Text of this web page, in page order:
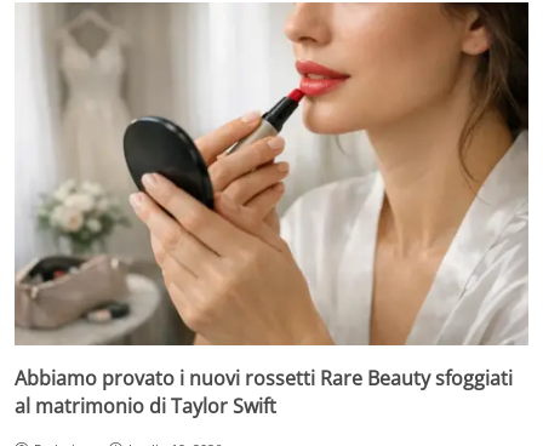
Abbiamo provato i nuovi rossetti Rare Beauty sfoggiati
al matrimonio di Taylor Swift